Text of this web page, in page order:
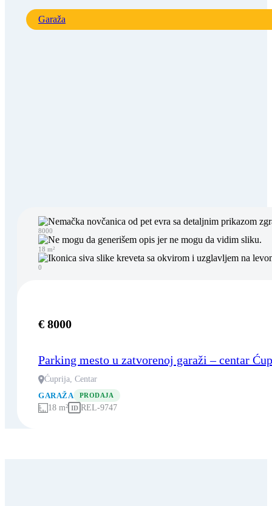
Garaža
8000
18 m²
0
€ 8000
Parking mesto u zatvorenoj garaži – centar
Ćuprija, Centar
GARAŽA
PRODAJA
18 m² ID REL-9747